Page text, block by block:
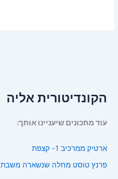
הקונדיטורית אליה
עוד מתכונים שיעניינו אותך:
ארטיק ממרכיב 1- קצפת
פרנץ טוסט מחלה שנשארה משבת